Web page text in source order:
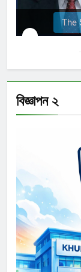
The
বিজ্ঞাপন ২